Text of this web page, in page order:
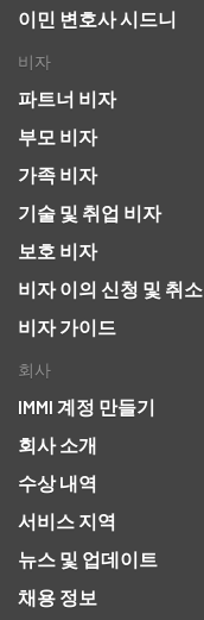
이민 변호사 시드니
비자
파트너 비자
부모 비자
가족 비자
기술 및 취업 비자
보호 비자
비자 이의 신청 및 취소
비자 가이드
회사
IMMI 계정 만들기
회사 소개
수상 내역
서비스 지역
뉴스 및 업데이트
채용 정보